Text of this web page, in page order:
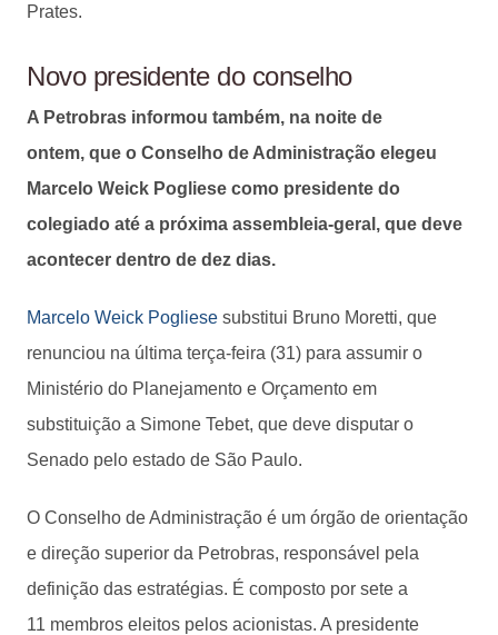
Prates.
Novo presidente do conselho
A Petrobras informou também, na noite de
ontem, que o Conselho de Administração elegeu
Marcelo Weick Pogliese como presidente do
colegiado até a próxima assembleia-geral, que deve
acontecer dentro de dez dias.
Marcelo Weick Pogliese substitui Bruno Moretti, que
renunciou na última terça-feira (31) para assumir o
Ministério do Planejamento e Orçamento em
substituição a Simone Tebet, que deve disputar o
Senado pelo estado de São Paulo.
O Conselho de Administração é um órgão de orientação
e direção superior da Petrobras, responsável pela
definição das estratégias. É composto por sete a
11 membros eleitos pelos acionistas. A presidente